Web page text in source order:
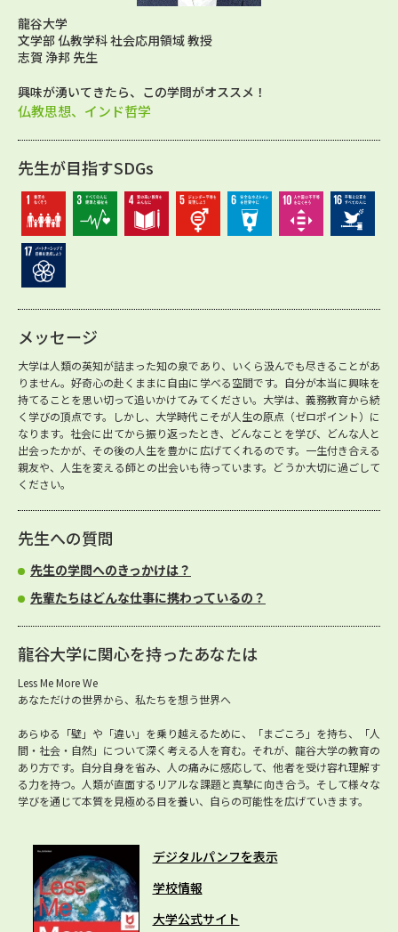
龍谷大学
文学部 仏教学科 社会応用領域 教授
志賀 浄邦 先生
興味が湧いてきたら、この学問がオススメ！
仏教思想、インド哲学
先生が目指すSDGs
メッセージ
大学は人類の英知が詰まった知の泉であり、いくら汲んでも尽きることがあ
りません。好奇心の赴くままに自由に学べる空間です。自分が本当に興味を
持てることを思い切って追いかけてみてください。大学は、義務教育から続
く学びの頂点です。しかし、大学時代こそが人生の原点（ゼロポイント）に
なります。社会に出てから振り返ったとき、どんなことを学び、どんな人と
出会ったかが、その後の人生を豊かに広げてくれるのです。一生付き合える
親友や、人生を変える師との出会いも待っています。どうか大切に過ごして
ください。
先生への質問
先生の学問へのきっかけは？
先輩たちはどんな仕事に携わっているの？
龍谷大学に関心を持ったあなたは
Less Me More We
あなただけの世界から、私たちを想う世界へ
あらゆる「壁」や「違い」を乗り越えるために、「まごころ」を持ち、「人
間・社会・自然」について深く考える人を育む。それが、龍谷大学の教育の
あり方です。自分自身を省み、人の痛みに感応して、他者を受け容れ理解す
る力を持つ。人類が直面するリアルな課題と真摯に向き合う。そして様々な
学びを通じて本質を見極める目を養い、自らの可能性を広げていきます。
デジタルパンフを表示
学校情報
大学公式サイト